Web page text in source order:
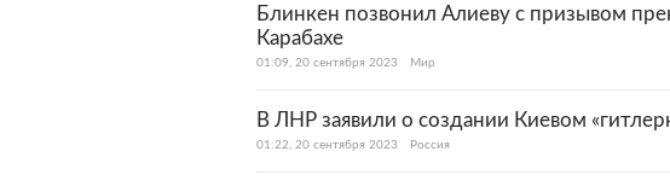
Блинкен позвонил Алиеву с призывом
Карабахе
01:09, 20 сентября 2023 Мир
В ЛНР заявили о создании Киевом
01:22, 20 сентября 2023 Россия